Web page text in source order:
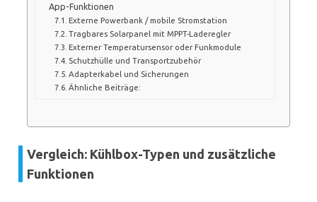
App-Funktionen
Externe Powerbank / mobile Stromstation
Tragbares Solarpanel mit MPPT-Laderegler
Externer Temperatursensor oder Funkmodule
Schutzhülle und Transportzubehör
Adapterkabel und Sicherungen
Ähnliche Beiträge:
Vergleich: Kühlbox-Typen und zusätzliche
Funktionen